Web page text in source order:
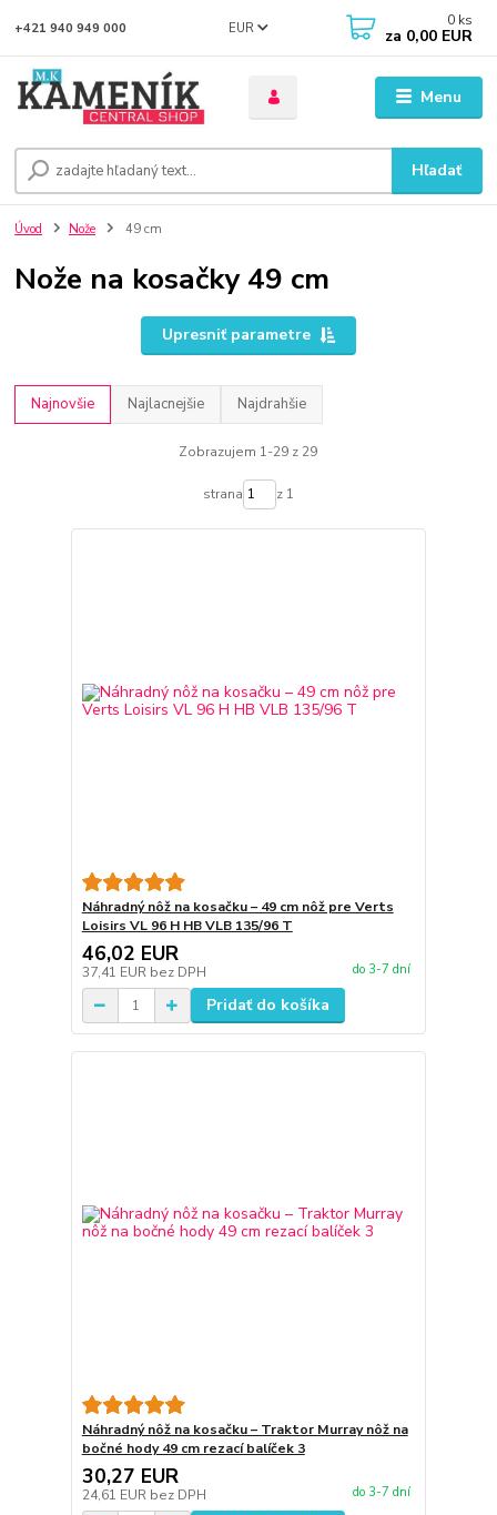
Menu
EUR
Hľadať
+421 940 949 000 0 ks
za 0,00 EUR
Úvod Nože 49 cm
Nože na kosačky 49 cm
Upresniť parametre
Najnovšie Najlacnejšie Najdrahšie
Zobrazujem 1-29 z 29
strana z 1
Náhradný nôž na kosačku – 49 cm nôž pre Verts
Loisirs VL 96 H HB VLB 135/96 T
46,02 EUR
37,41 EUR bez DPH do 3-7 dní
Pridať do košíka
Náhradný nôž na kosačku – Traktor Murray nôž na
bočné hody 49 cm rezací balíček 3
30,27 EUR
24,61 EUR bez DPH do 3-7 dní